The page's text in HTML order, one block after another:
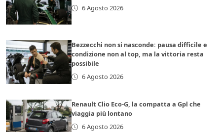
6 Agosto 2026
Bezzecchi non si nasconde: pausa difficile e
condizione non al top, ma la vittoria resta
possibile
6 Agosto 2026
Renault Clio Eco-G, la compatta a Gpl che
viaggia più lontano
6 Agosto 2026